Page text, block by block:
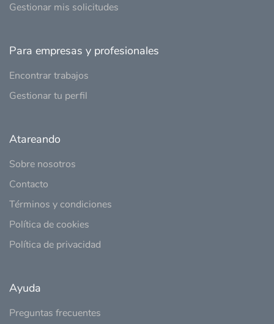
Gestionar mis solicitudes
Para empresas y profesionales
Encontrar trabajos
Gestionar tu perfil
Atareando
Sobre nosotros
Contacto
Términos y condiciones
Política de cookies
Política de privacidad
Ayuda
Preguntas frecuentes